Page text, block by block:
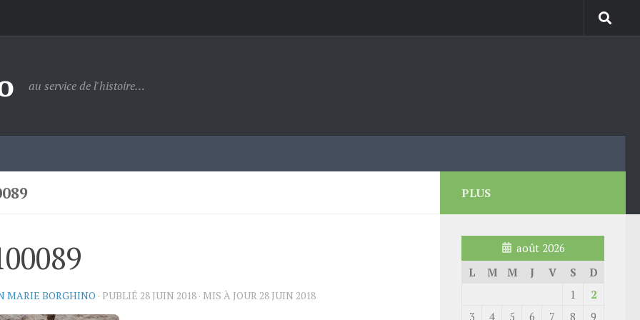
au service de l'histoire…
MARIE BORGHINO · PUBLIÉ 28 JUIN 2018 · MIS À JOUR 28 JUIN 2018
PLUS
août 2026
L
M M J V S
D
1
2
3
4 5 6 7 8
9